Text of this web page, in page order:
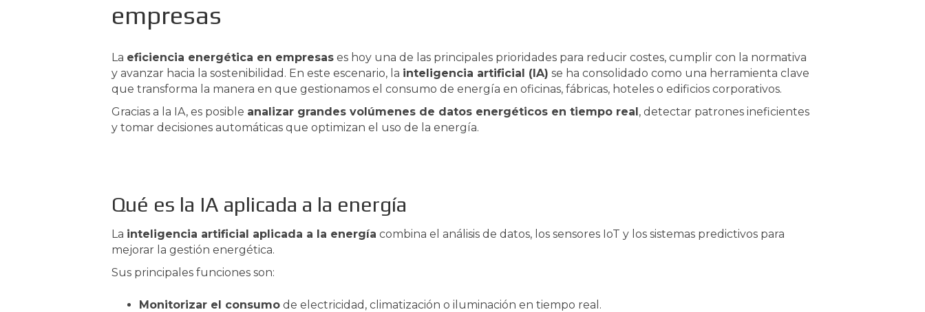
empresas
La eficiencia energética en empresas es hoy una de las principales prioridades para reducir costes, cumplir con la normativa
y avanzar hacia la sostenibilidad. En este escenario, la inteligencia artificial (IA) se ha consolidado como una herramienta clave
que transforma la manera en que gestionamos el consumo de energía en oficinas, fábricas, hoteles o edificios corporativos.
Gracias a la IA, es posible analizar grandes volúmenes de datos energéticos en tiempo real, detectar patrones ineficientes
y tomar decisiones automáticas que optimizan el uso de la energía.
Qué es la IA aplicada a la energía
La inteligencia artificial aplicada a la energía combina el análisis de datos, los sensores IoT y los sistemas predictivos para
mejorar la gestión energética.
Sus principales funciones son:
Monitorizar el consumo de electricidad, climatización o iluminación en tiempo real.